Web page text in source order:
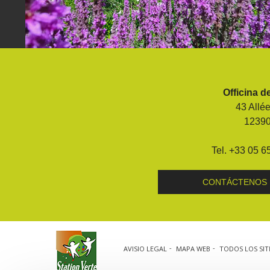
Officina
43
Tel. +33 05
CONTÁCTENOS
AVISIO LEGAL MAPA WEB TODOS LOS